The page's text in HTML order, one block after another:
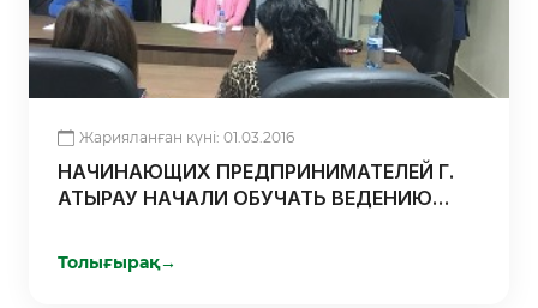
Жарияланған күні: 01.03.2016
НАЧИНАЮЩИХ ПРЕДПРИНИМАТЕЛЕЙ Г.
АТЫРАУ НАЧАЛИ ОБУЧАТЬ ВЕДЕНИЮ
ДЕЯТЕЛЬНОСТИ
Толығырақ→